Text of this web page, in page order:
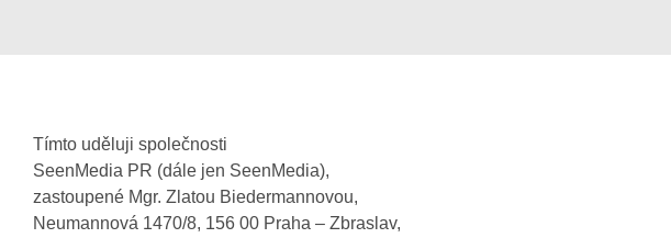
Tímto uděluji společnosti
SeenMedia PR (dále jen SeenMedia),
zastoupené Mgr. Zlatou Biedermannovou,
Neumannová 1470/8, 156 00 Praha – Zbraslav,